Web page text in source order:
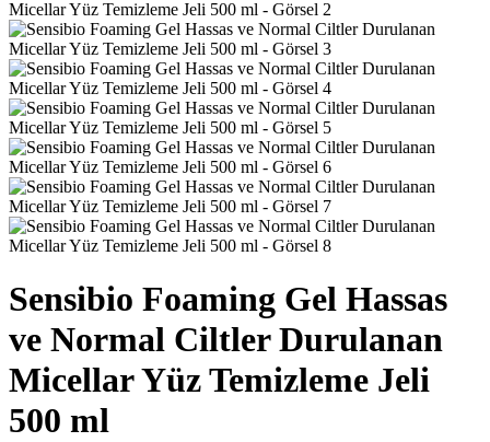
Sensibio Foaming Gel Hassas
ve Normal Ciltler Durulanan
Micellar Yüz Temizleme Jeli
500 ml